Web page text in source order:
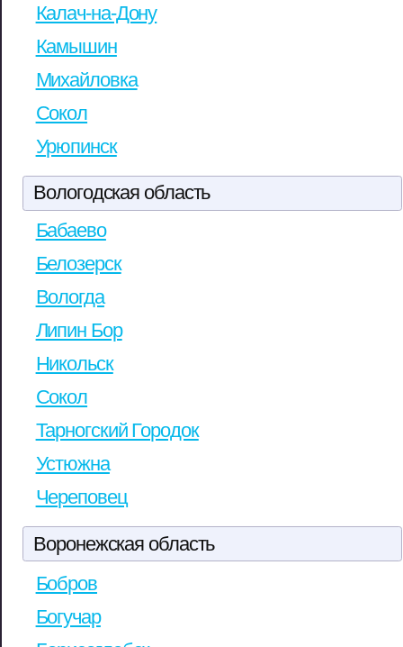
Калач-на-Дону
Камышин
Михайловка
Сокол
Урюпинск
Вологодская область
Бабаево
Белозерск
Вологда
Липин Бор
Никольск
Сокол
Тарногский Городок
Устюжна
Череповец
Воронежская область
Бобров
Богучар